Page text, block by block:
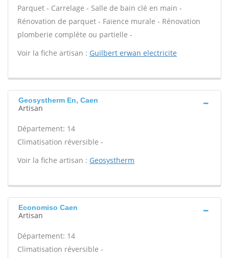
Parquet - Carrelage - Salle de bain clé en main -
Rénovation de parquet - Faïence murale - Rénovation
plomberie complète ou partielle -
Voir la fiche artisan : Guilbert erwan electricite
Geosystherm En, Caen
Artisan
Département: 14
Climatisation réversible -
Voir la fiche artisan : Geosystherm
Economiso Caen
Artisan
Département: 14
Climatisation réversible -